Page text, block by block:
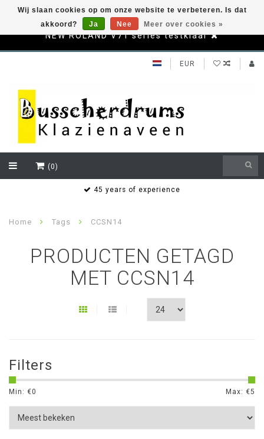
NEW ROLAND V71 series testklaar
EUR
(0)
45 years of experience
Home Tags CCSN14
PRODUCTEN GETAGD
MET CCSN14
Filters
Min: €0 Max: €5
Wij slaan cookies op om onze website te verbeteren. Is dat
akkoord?
Ja Nee Meer over cookies »